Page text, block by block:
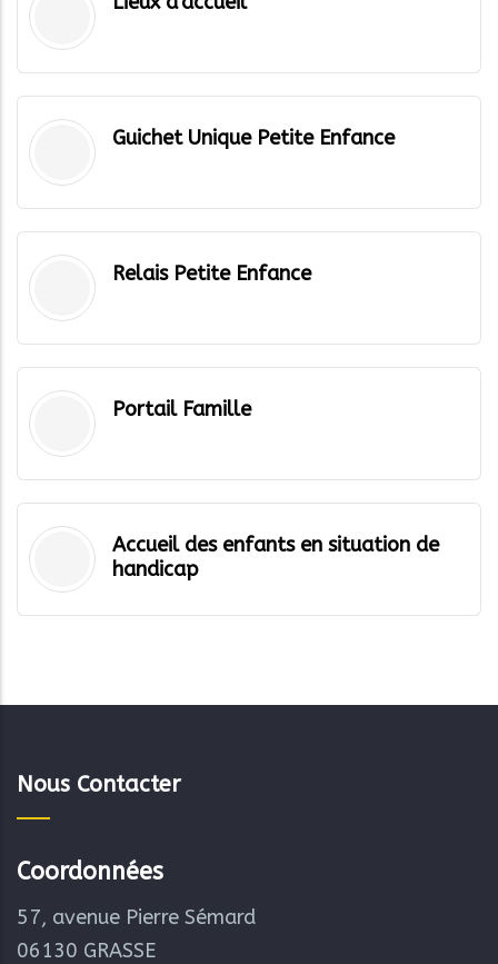
Guichet Unique Petite Enfance
Relais Petite Enfance
Portail Famille
Accueil des enfants en situation de
handicap
Nous Contacter
Coordonnées
57, avenue Pierre Sémard
06130 GRASSE